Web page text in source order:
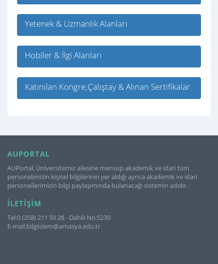
Yetenek & Uzmanlık Alanları
Hobiler & İlgi Alanları
Katınılan Kongre,Çalıştay & Alınan Sertifikalar
AUPORTAL
AUPortal, Üniversitemiz ailesine mensup akademik ve idari tüm
personelimizin kişisel bilgilerinin yer aldığı ayrıca akademik ve idari
personellerimizin bilgi paylaşımında bulanacağı sistemin adıdır.
İLETIŞIM
Tel:0 (358) 211 50 28 - Dahili No:5230
E-mail:bilgiislem@amasya.edu.tr